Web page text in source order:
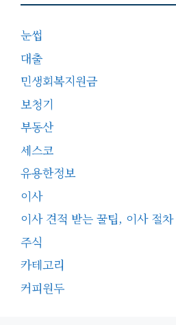
눈썹
대출
민생회복지원금
보청기
부동산
세스코
유용한정보
이사
이사 견적 받는 꿀팁, 이사 절
주식
카테고리
커피원두